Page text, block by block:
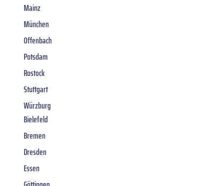
Mainz
München
Offenbach
Potsdam
Rostock
Stuttgart
Würzburg
Bielefeld
Bremen
Dresden
Essen